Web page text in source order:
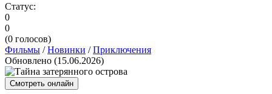
Статус:
0
0
(0 голосов)
Фильмы /Новинки /Приключения
Обновлено (15.06.2026)
Смотреть онлайн